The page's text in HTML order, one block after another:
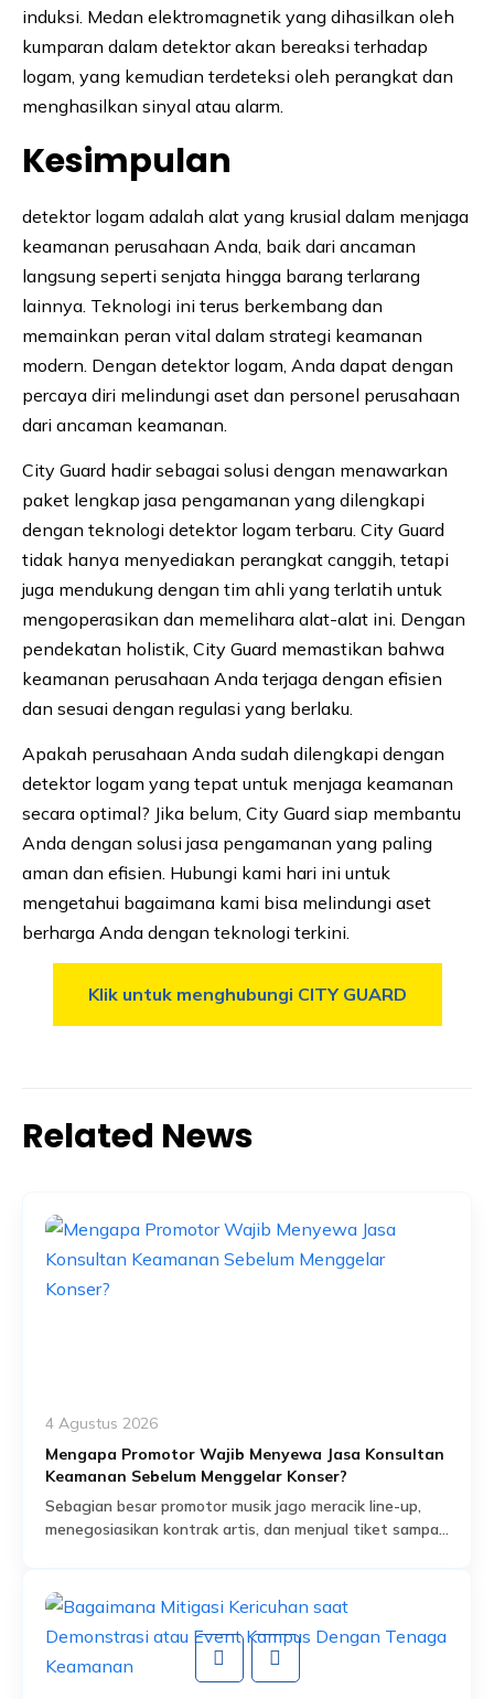
induksi. Medan elektromagnetik yang dihasilkan oleh
kumparan dalam detektor akan bereaksi terhadap
logam, yang kemudian terdeteksi oleh perangkat dan
menghasilkan sinyal atau alarm.
Kesimpulan
detektor logam adalah alat yang krusial dalam menjaga
keamanan perusahaan Anda, baik dari ancaman
langsung seperti senjata hingga barang terlarang
lainnya. Teknologi ini terus berkembang dan
memainkan peran vital dalam strategi keamanan
modern. Dengan detektor logam, Anda dapat dengan
percaya diri melindungi aset dan personel perusahaan
dari ancaman keamanan.
City Guard hadir sebagai solusi dengan menawarkan
paket lengkap jasa pengamanan yang dilengkapi
dengan teknologi detektor logam terbaru. City Guard
tidak hanya menyediakan perangkat canggih, tetapi
juga mendukung dengan tim ahli yang terlatih untuk
mengoperasikan dan memelihara alat-alat ini. Dengan
pendekatan holistik, City Guard memastikan bahwa
keamanan perusahaan Anda terjaga dengan efisien
dan sesuai dengan regulasi yang berlaku.
Apakah perusahaan Anda sudah dilengkapi dengan
detektor logam yang tepat untuk menjaga keamanan
secara optimal? Jika belum, City Guard siap membantu
Anda dengan solusi jasa pengamanan yang paling
aman dan efisien. Hubungi kami hari ini untuk
mengetahui bagaimana kami bisa melindungi aset
berharga Anda dengan teknologi terkini.
Klik untuk menghubungi CITY GUARD
Related News
4 Agustus 2026
Mengapa Promotor Wajib Menyewa Jasa Konsultan
Keamanan Sebelum Menggelar Konser?
Sebagian besar promotor musik jago meracik line-up,
menegosiasikan kontrak artis, dan menjual tiket sampai
formalitas administratif, padahal sebenarnya jadi salah
satu fondasi paling krusial: proses perizinan keramaian
dan perencanaan keamanan yang menyertainya.
Banyak promotor baru mengurus aspek keamanan